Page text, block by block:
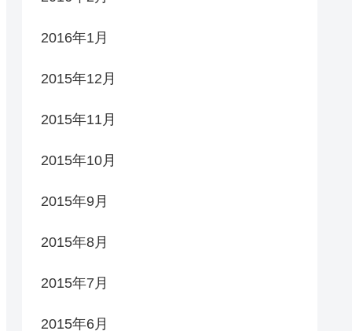
2016年1月
2015年12月
2015年11月
2015年10月
2015年9月
2015年8月
2015年7月
2015年6月